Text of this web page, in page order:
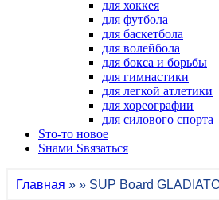
для хоккея
для футбола
для баскетбола
для волейбола
для бокса и борьбы
для гимнастики
для легкой атлетики
для хореографии
для силового спорта
Sто-то новое
Sнами Sвязаться
Главная » » SUP Board